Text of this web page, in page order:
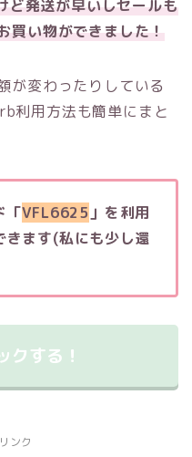
発送が早いしセールも
買い物ができました！
が変わったりしている
利用方法も簡単にまと
「VFL6625 」を利用
きます(私にも少し還
クする！
ンク